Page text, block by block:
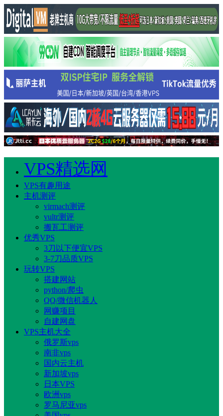
VPS精选网
VPS有趣用途
主机测评
virmach测评
vultr测评
搬瓦工测评
优秀VPS
3刀以下便宜VPS
3-7刀品质VPS
玩转VPS
搭建网站
python/爬虫
QQ/微信机器人
网赚项目
自建网盘
VPS主机大全
俄罗斯vps
南非vps
国内云主机
新加坡vps
日本VPS
欧洲vps
罗马尼亚vps